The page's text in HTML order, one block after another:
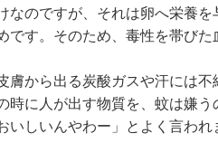
なのですが、それは卵へ栄養を
です。そのため、毒性を帯びた
膚から出る炭酸ガスや汗には不
時に人が出す物質を、蚊は嫌う
いしいんやわー」とよく言われ